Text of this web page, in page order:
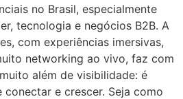
no Brasil, especialmente
tecnologia e negócios B2B. A
com experiências imersivas,
networking ao vivo, faz com
além de visibilidade: é
conectar e crescer. Seja como